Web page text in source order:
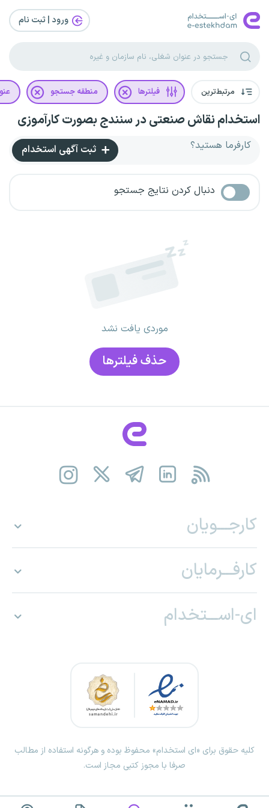
ورود | ثبت‌ نام
مرتبط‌ترین فیلترها منطقه جستجو
استخدام نقاش صنعتی در سنندج بصورت کارآموزی
کارفرما هستید؟ ثبت آگهی استخدام
دنبال کردن نتایج جستجو
موردی یافت نشد
حذف فیلتر‌ها
کارجـــویان
کارفـــرمایان
ای-اســـتخدام
کلیه حقوق برای «ای استخدام» محفوظ بوده و هرگونه استفاده از مطالب
صرفا با مجوز کتبی مجاز است.